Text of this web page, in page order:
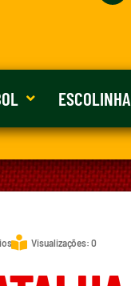
ESCOLINHA
Visualizações: 0